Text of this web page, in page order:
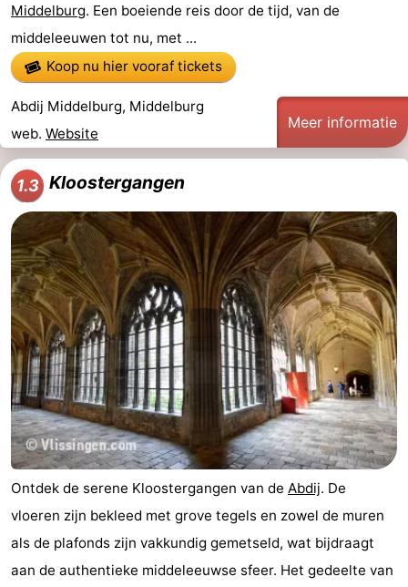
Middelburg. Een boeiende reis door de tijd, van de
middeleeuwen tot nu, met ...
Koop nu hier vooraf tickets
Abdij Middelburg, Middelburg
web. Website
Meer informatie
1.3 Kloostergangen
Ontdek de serene Kloostergangen van de Abdij. De
vloeren zijn bekleed met grove tegels en zowel de muren
als de plafonds zijn vakkundig gemetseld, wat bijdraagt
aan de authentieke middeleeuwse sfeer. Het gedeelte van